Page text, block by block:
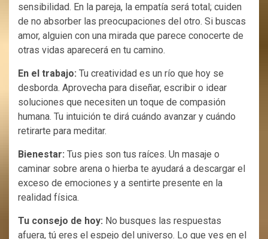
sensibilidad. En la pareja, la empatía será total; cuiden
de no absorber las preocupaciones del otro. Si buscas
amor, alguien con una mirada que parece conocerte de
otras vidas aparecerá en tu camino.
En el trabajo: Tu creatividad es un río que hoy se
desborda. Aprovecha para diseñar, escribir o idear
soluciones que necesiten un toque de compasión
humana. Tu intuición te dirá cuándo avanzar y cuándo
retirarte para meditar.
Bienestar: Tus pies son tus raíces. Un masaje o
caminar sobre arena o hierba te ayudará a descargar el
exceso de emociones y a sentirte presente en la
realidad física.
Tu consejo de hoy: No busques las respuestas
afuera, tú eres el espejo del universo. Lo que ves en el